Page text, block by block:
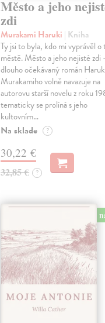
Město a jeho
zdi
Murakami Haruki | Kniha
Ty jsi to byla, kdo mi vyprávěl o
městě. Město a jeho nejisté zdi
dlouho očekávaný román
Murakamiho volně navazuje na
autorovu starší novelu z roku
tematicky se prolíná s jeho
kultovním…
Na sklade ?
30,22 €
32,85 € ?